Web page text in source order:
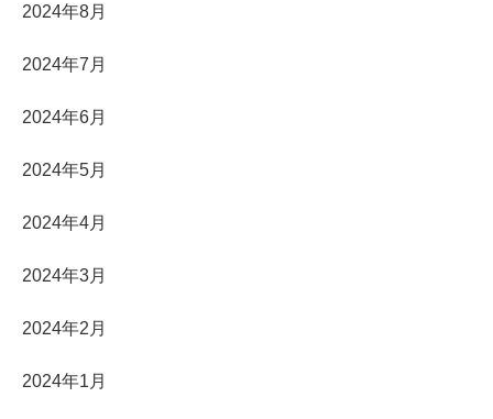
2024年8月
2024年7月
2024年6月
2024年5月
2024年4月
2024年3月
2024年2月
2024年1月